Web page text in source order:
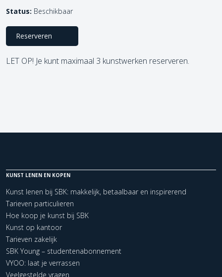
Status: Beschikbaar
Reserveren
LET OP! Je kunt maximaal 3 kunstwerken reserveren.
KUNST LENEN EN KOPEN
Kunst lenen bij SBK: makkelijk, betaalbaar en inspirerend
Tarieven particulieren
Hoe koop je kunst bij SBK
Kunst op kantoor
Tarieven zakelijk
SBK Young – studentenabonnement
VYOO: laat je verrassen
Veelgestelde vragen